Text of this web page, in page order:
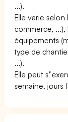
...).
Elle varie
commerce,
équipements
type de
...).
Elle peut
semaine, jours